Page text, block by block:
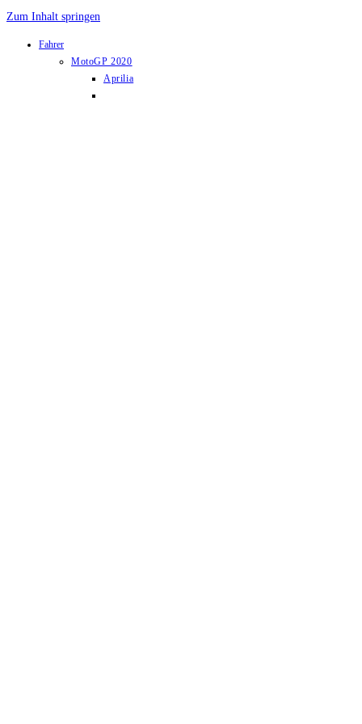
Zum Inhalt springen
Fahrer
MotoGP 2020
Aprilia